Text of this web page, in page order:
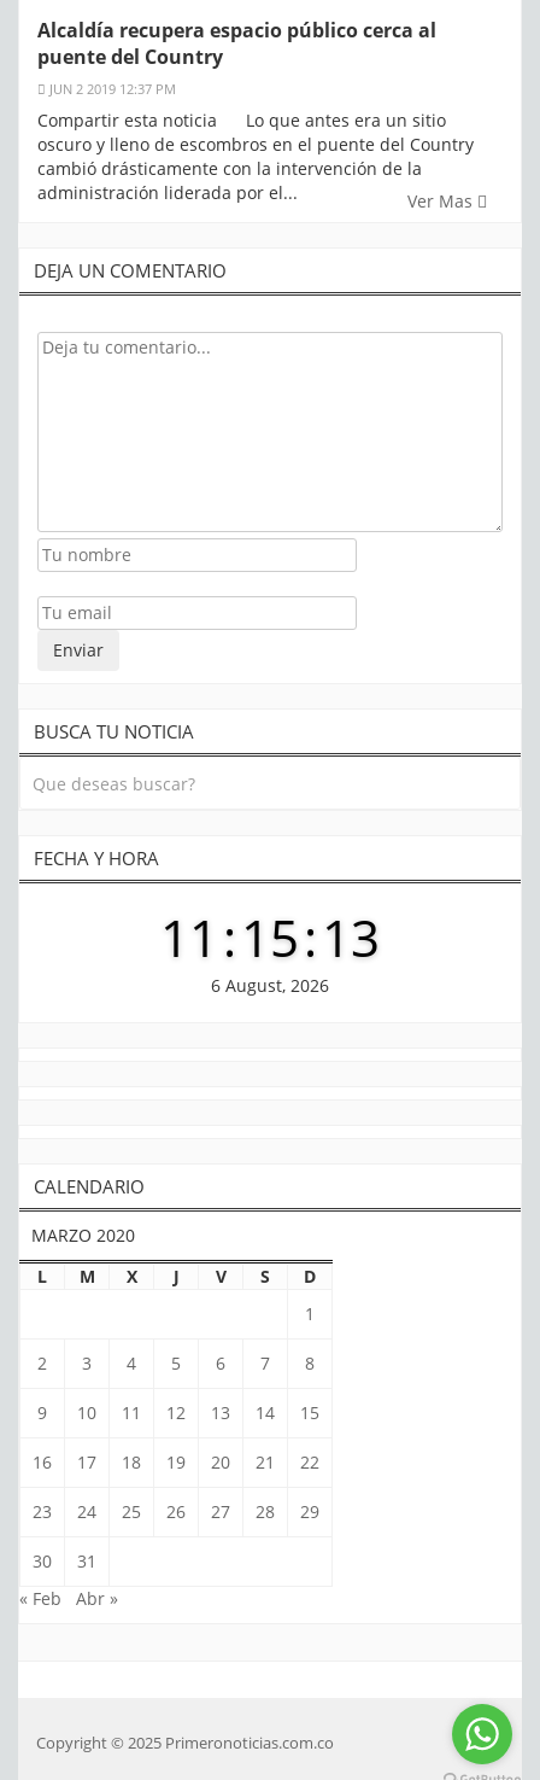
Alcaldía recupera espacio público cerca al
puente del Country
JUN 2 2019 12:37 PM
Compartir esta noticia Lo que antes era un sitio
oscuro y lleno de escombros en el puente del Country
cambió drásticamente con la intervención de la
administración liderada por el...
Ver Mas
DEJA UN COMENTARIO
BUSCA TU NOTICIA
FECHA Y HORA
11 :15:14
6 August, 2026
CALENDARIO
MARZO 2020
L
M X J V S
D
1
2 3 4 5 6 7 8
9 10 11 12 13 14 15
16 17 18 19 20 21 22
23 24 25 26 27 28 29
30
31
« Feb
Abr »
Copyright © 2025 Primeronoticias.com.co